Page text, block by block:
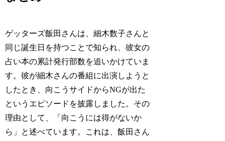
ゲッターズ飯田さんは、細木数子さんと
同じ誕生日を持つことで知られ、彼女の
占い本の累計発行部数を追いかけていま
す。彼が細木さんの番組に出演しようと
したとき、向こうサイドからNGが出た
というエピソードを披露しました。その
理由として、「向こうには得がないか
ら」と述べています。これは、飯田さん